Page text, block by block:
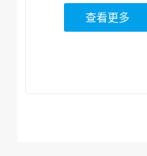
查看更多